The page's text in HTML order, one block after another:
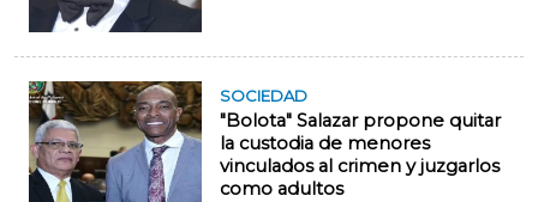
SOCIEDAD
"Bolota" Salazar propone quitar
la custodia de menores
vinculados al crimen y juzgarlos
como adultos